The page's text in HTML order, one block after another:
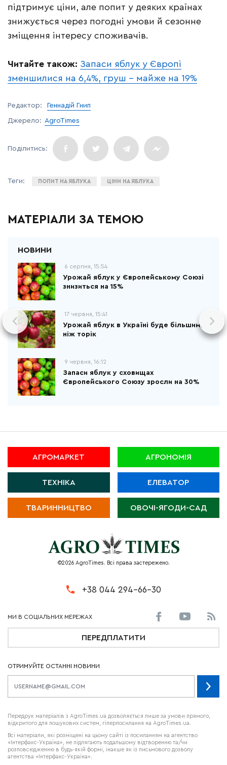
підтримує ціни, але попит у деяких країнах
знижується через погодні умови й сезонне
зміщення інтересу споживачів.
Читайте також: Запаси яблук у Європі
зменшилися на 6,4%, груш – майже на 19%
Редактор: Геннадій Гнип
Джерело: AgroTimes
ПОПИТ НА ЯБЛУКА ЦІНИ НА ЯБЛУКА
МАТЕРІАЛИ ЗА ТЕМОЮ
6 серпня, 15:54
Урожай яблук у Європейському Союзі
знизиться на 15%
17 червня, 15:41
Урожай яблук в Україні буде більшим,
ніж торік
9 червня, 16:12
Запаси яблук у сховищах
Європейського Союзу зросли на 30%
АГРОМАРКЕТ АГРОНОМІЯ
ТЕХНІКА ЕЛЕВАТОР
ТВАРИННИЦТВО ОВОЧІ-ЯГОДИ-САД
©2026 AgroTimes. Всі права застережено.
+38 044 294-66-30
ПЕРЕДПЛАТИТИ
ОТРИМУЙТЕ ОСТАННІ НОВИНИ
Передрук матеріалів з AgroTimes.ua дозволяється лише за умови прямого,
відкритого для пошукових систем, гіперпосилання на AgroTimes.ua.
Всі матеріали, які розміщені на цьому сайті із посиланням на агентство
«Інтерфакс-Україна», не підлягають подальшому відтворенню та/чи
розповсюдженню в будь-якій формі, інакше як із письмового дозволу
агентства «Інтерфакс-Україна».